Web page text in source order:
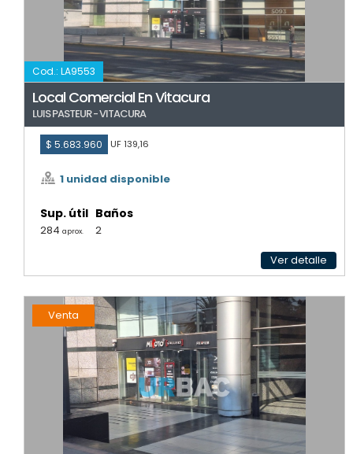
Cod.: LA9553
Local Comercial En Vitacura
LUIS PASTEUR - VITACURA
$ 5.683.960 UF 139,16
1 unidad disponible
Sup. útil
284 aprox.
Baños
2
Ver detalle
Venta